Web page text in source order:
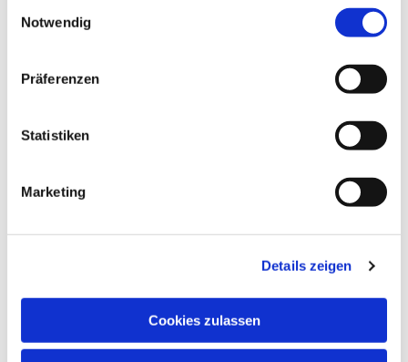
Notwendig
Präferenzen
Statistiken
Marketing
Details zeigen
Cookies zulassen